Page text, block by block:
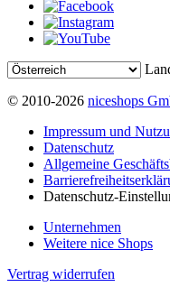
© 2010-2026 niceshops
Impressum und
Datenschutz
Allgemeine
Datenschutz-
Unternehmen
Weitere nice Shops
Vertrag widerrufen